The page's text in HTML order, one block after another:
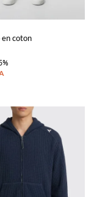
en coton